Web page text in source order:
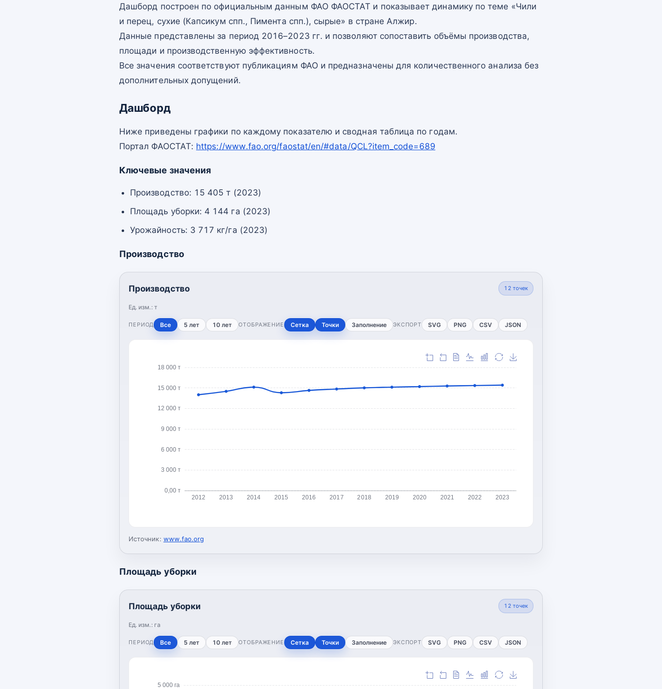
Дашборд построен по официальным данным ФАО ФАОСТАТ и показывает динамику по теме «Чили
и перец, сухие (Капсикум спп., Пимента спп.), сырые» в стране Алжир.
Данные представлены за период 2016–2023 гг. и позволяют сопоставить объёмы производства,
площади и производственную эффективность.
Все значения соответствуют публикациям ФАО и предназначены для количественного анализа без
дополнительных допущений.
Дашборд
Ниже приведены графики по каждому показателю и сводная таблица по годам.
Портал ФАОСТАТ: https://www.fao.org/faostat/en/#data/QCL?item_code=689
Ключевые значения
Производство: 15 405 т (2023)
Площадь уборки: 4 144 га (2023)
Урожайность: 3 717 кг/га (2023)
Производство
Производство
Ед. изм.: т
12 точек
ПЕРИОД Все 5 лет 10 лет ОТОБРАЖЕНИЕ Сетка Точки Заполнение ЭКСПОРТ SVG PNG CSV JSON
0,00 т
3 000 т
6 000 т
9 000 т
12 000 т
15 000 т
18 000 т
2012 2013 2014 2015 2016 2017 2018 2019 2020 2021 2022 2023
Источник: www.fao.org
Площадь уборки
Площадь уборки
Ед. изм.: га
12 точек
ПЕРИОД Все 5 лет 10 лет ОТОБРАЖЕНИЕ Сетка Точки Заполнение ЭКСПОРТ SVG PNG CSV JSON
5 000 га